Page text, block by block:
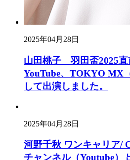
2025年04月28日
山田桃子 羽田盃2025直
YouTube、TOKYO
して出演しました。
2025年04月28日
河野千秋 ワンキャリア/
チャンネル（Youtube）